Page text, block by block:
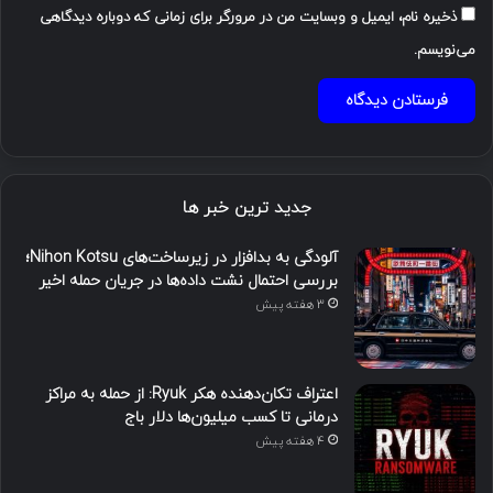
ذخیره نام، ایمیل و وبسایت من در مرورگر برای زمانی که دوباره دیدگاهی
می‌نویسم.
جدید ترین خبر ها
آلودگی به بدافزار در زیرساخت‌های Nihon Kotsu؛
بررسی احتمال نشت داده‌ها در جریان حمله اخیر
3 هفته پیش
اعتراف تکان‌دهنده هکر Ryuk: از حمله به مراکز
درمانی تا کسب میلیون‌ها دلار باج
4 هفته پیش